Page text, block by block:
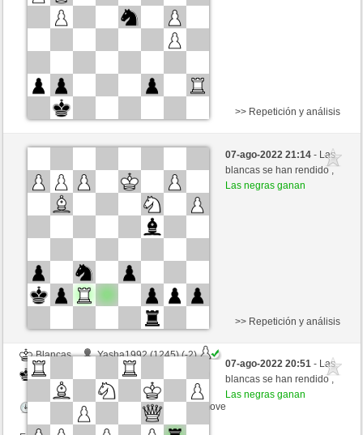
Blancas
albert2 (1591) (-11)
Tiempo: 15 minutes/side + 0 seconds/move
>> Repetición y análisis
07-ago-2022 21:14- Las
blancas se han rendido ,
Las negras ganan
Blancas
Yasha1992 (1245) (-2)
Negras
luismsb (1710) (+2)
Tiempo: 15 minutes/side + 0 seconds/move
>> Repetición y análisis
07-ago-2022 20:51- Las
blancas se han rendido ,
Las negras ganan